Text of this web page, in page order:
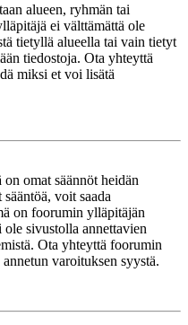
alueen, ryhmän tai
ei välttämättä ole
tietyllä alueella tai vain tietyt
tiedostoja. Ota yhteyttä
miksi et voi lisätä
omat säännöt heidän
voit saada
on foorumin ylläpitäjän
sivustolla annettavien
Ota yhteyttä foorumin
varoituksen syystä.